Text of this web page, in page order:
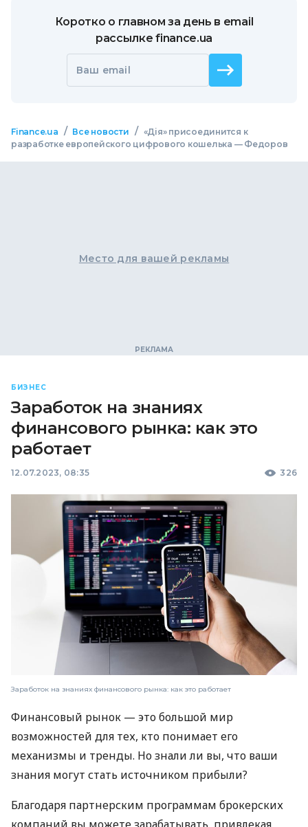
Коротко о главном за день в email
рассылке finance.ua
Ваш email
Finance.ua / Все новости / «Дія» присоединится к
разработке европейского цифрового кошелька — Федоров
Место для вашей рекламы
БИЗНЕС
Заработок на знаниях
финансового рынка: как это
работает
12.07.2023, 08:35 326
Заработок на знаниях финансового рынка: как это работает
Финансовый рынок — это большой мир
возможностей для тех, кто понимает его
механизмы и тренды. Но знали ли вы, что ваши
знания могут стать источником прибыли?
Благодаря партнерским программам брокерских